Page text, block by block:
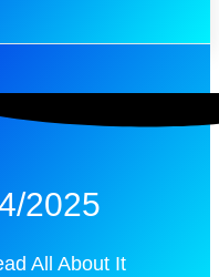
2025
All About It